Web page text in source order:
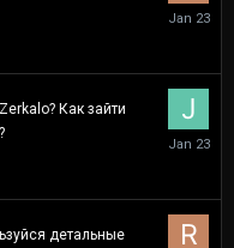
January
23
Как зайти
January
23
детальные